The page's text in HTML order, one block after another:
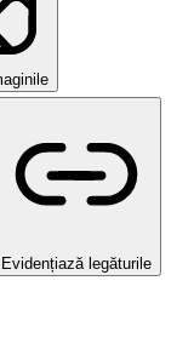
Evidențiază legăturile